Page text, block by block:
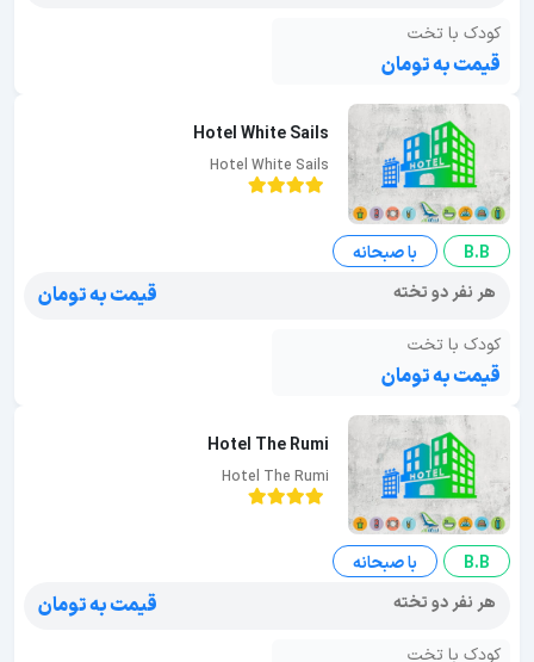
کودک با تخت
قیمت به تومان
Hotel White Sails
Hotel White Sails
B.B
با صبحانه
هر نفر دو تخته
قیمت به تومان
کودک با تخت
قیمت به تومان
Hotel The Rumi
Hotel The Rumi
B.B
با صبحانه
هر نفر دو تخته
قیمت به تومان
کودک با تخت